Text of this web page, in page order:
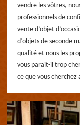
vendre les vôtres,
professionnels de
vente d’objet
d’objets de seconde
qualité et nous les
vous parait-il trop
ce que vous cherchez